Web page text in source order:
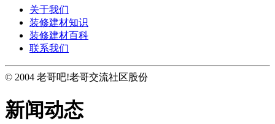
关于我们
装修建材知识
装修建材百科
联系我们
© 2004 老哥吧!老哥交流社区股份
新闻动态